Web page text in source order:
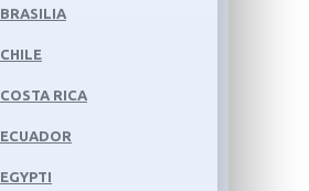
BRASILIA
CHILE
COSTA RICA
ECUADOR
EGYPTI